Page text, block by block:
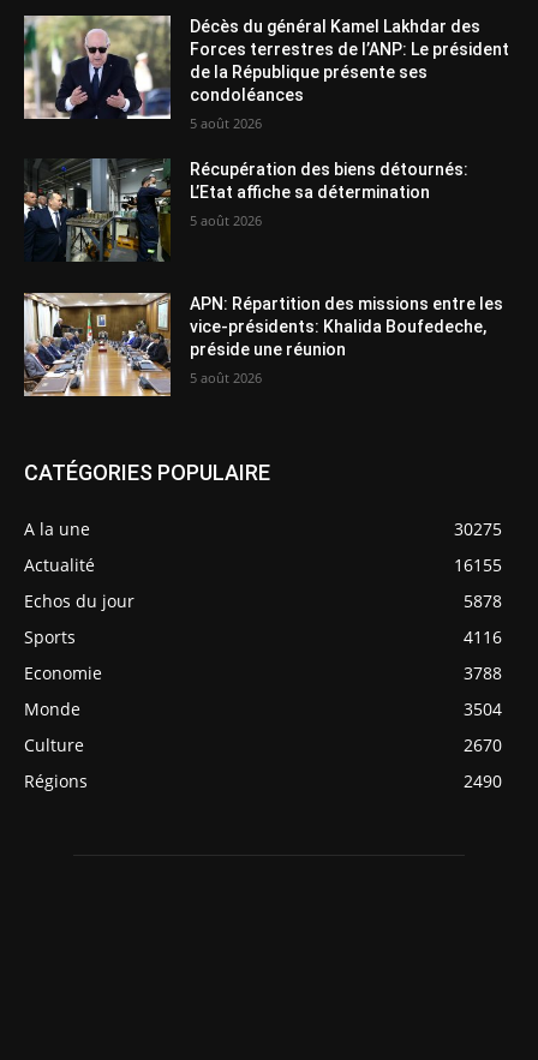
Décès du général Kamel Lakhdar des
Forces terrestres de l’ANP: Le président
de la République présente ses
condoléances
5 août 2026
Récupération des biens détournés:
L’Etat affiche sa détermination
5 août 2026
APN: Répartition des missions entre les
vice-présidents: Khalida Boufedeche,
préside une réunion
5 août 2026
CATÉGORIES POPULAIRE
A la une
30275
Actualité
16155
Echos du jour
5878
Sports
4116
Economie
3788
Monde
3504
Culture
2670
Régions
2490